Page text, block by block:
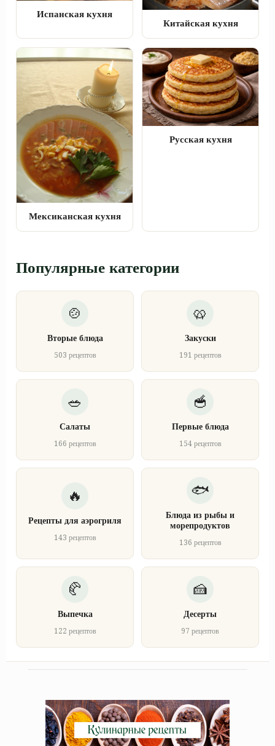
Испанская кухня
Китайская кухня
Мексиканская кухня
Русская кухня
Популярные категории
Вторые блюда
503 рецептов
Закуски
191 рецептов
Салаты
166 рецептов
Первые блюда
154 рецептов
Рецепты для аэрогриля
143 рецептов
Блюда из рыбы и
морепродуктов
136 рецептов
Выпечка
122 рецептов
Десерты
97 рецептов